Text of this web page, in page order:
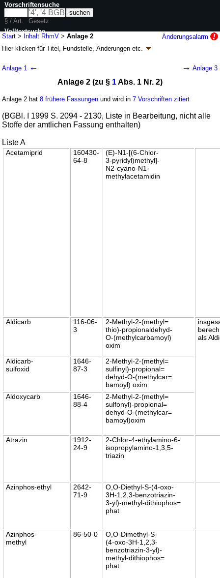
Start > Inhalt RhmV >Anlage 2
Änderungsalarm
Hier klicken fürTitel, Fundstelle, Änderungen etc.
Verordnung (RhmV)
neugefasst durch B. v. 21.10.1999BGBl. I S. 2082; 2002 I 1004; zuletzt
Geltung ab 16.09.1994; FNA: 2125-40-55Lebens- und Genussmittel,
21 weitere Fassungen | wird in 24 Vorschriften zitiert
Anlage 1 ← → Anlage 3
Anlage 2 (zu § 1Abs. 1 Nr. 2)
Anlage 2 hat8 frühere Fassungen und wird in7 Vorschriften zitiert
(BGBl. I 1999 S. 2094 - 2130, Liste in Bearbeitung, nicht alle
Stoffe der amtlichen Fassung enthalten)
Liste A
Acetamiprid
160430-
64-8
(E)-N1-[(6-Chlor-
3-pyridyl)methyl]-
N2-cyano-N1-
methylacetamidin
Aldicarb
116-06-
3
2-Methyl-2-(methyl=
thio)-propionaldehyd-
O-(methylcarbamoyl)
oxim
als
Aldicarb-
sulfoxid
1646-
87-3
2-Methyl-2-(methyl=
sulfinyl)-propional=
dehyd-O-(methylcar=
bamoyl) oxim
Aldoxycarb
1646-
88-4
2-Methyl-2-(methyl=
sulfonyl)-propional=
dehyd-O-(methylcar=
bamoyl)oxim
Atrazin
1912-
24-9
2-Chlor-4-ethylamino-6-
isopropylamino-1,3,5-
triazin
Azinphos-ethyl
2642-
71-9
O,O-Diethyl-S-(4-oxo-
3H-1,2,3-benzotriazin-
3-yl)-methyl-dithiophos=
phat
Azinphos-
methyl
86-50-0
O,O-Dimethyl-S-
(4-oxo-3H-1,2,3-
benzotriazin-3-yl)-
methyl-dithiophos=
phat
Vorschriftensuche
§ / Art.
Gesetz
Volltextsuche
nur in RhmV